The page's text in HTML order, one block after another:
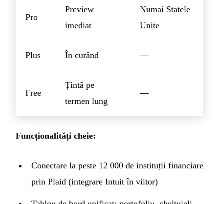
Pro
Preview
imediat
Numai Statele
Unite
Plus În curând —
Free
Țintă pe
termen lung
—
Funcționalități cheie:
Conectare la peste 12 000 de instituții financiare
prin Plaid (integrare Intuit în viitor)